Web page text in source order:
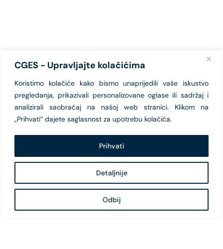
CGES - Upravljajte kolačićima
Koristimo kolačiće kako bismo unaprijedili vaše iskustvo
pregledanja, prikazivali personalizovane oglase ili sadržaj i
analizirali saobraćaj na našoj web stranici. Klikom na
„Prihvati“ dajete saglasnost za upotrebu kolačića.
Detaljnije
Odbij
Prihvati